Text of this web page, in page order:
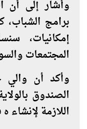
وأشار إلى
برامج الشباب،
إمكانيات،
المجتمعات
وأكد أن
الصندوق
اللازمة لإنشاء ه